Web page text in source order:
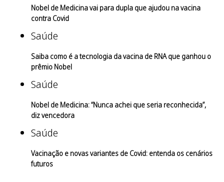
Nobel de Medicina vai para dupla que ajudou na vacina
contra Covid
Saúde
Saiba como é a tecnologia da vacina de RNA que ganhou o
prêmio Nobel
Saúde
Nobel de Medicina: “Nunca achei que seria reconhecida”,
diz vencedora
Saúde
Vacinação e novas variantes de Covid: entenda os cenários
futuros